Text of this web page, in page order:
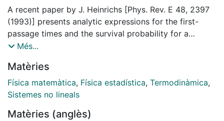
A recent paper by J. Heinrichs [Phys. Rev. E 48, 2397
(1993)] presents analytic expressions for the first-
passage times and the survival probability for a
particle moving in a field of random correlated forces.
improper use of boundary conditions. We compare
that result, in the white noise limit, with the known
exact expression of the mean exit time.
Més...
Matèries
Física matemàtica, Física estadística, Termodinàmica,
Sistemes no lineals
Matèries (anglès)